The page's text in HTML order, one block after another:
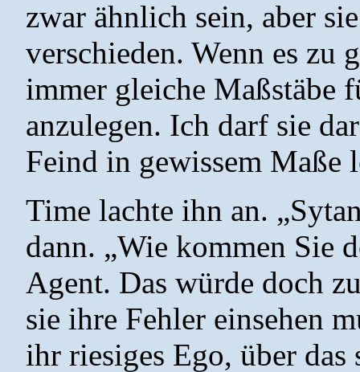
zwar ähnlich sein, aber
verschieden. Wenn es zu
immer gleiche Maßstäbe
anzulegen. Ich darf sie
Feind in gewissem Maße
Time lachte ihn an.
dann. „Wie kommen Sie
Agent. Das würde doch
sie ihre Fehler einsehen
ihr riesiges Ego, über